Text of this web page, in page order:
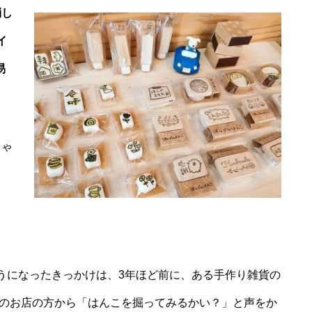
なったきっかけは、3年ほど前に、ある手作り雑貨の
お店の方から「はんこを掘ってみるかい？」と声をか